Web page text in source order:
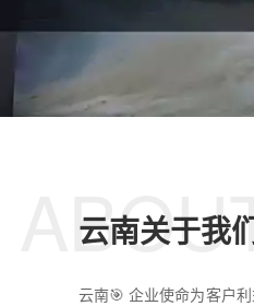
云南关于我
云南🎯 企业使命为客户